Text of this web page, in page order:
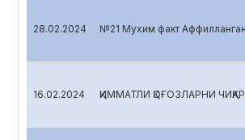
28.02.2024 №21 Мухим факт
16.02.2024 ҚИММАТЛИ ҚОҒОЗЛАРНИ